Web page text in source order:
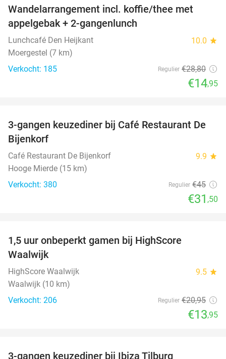
Wandelarrangement incl. koffie/thee met
appelgebak + 2-gangenlunch
Lunchcafé Den Heijkant 10.0 star
Moergestel (7 km)
Verkocht: 185
Regulier €28,80
€14,95
30%
3-gangen keuzediner bij Café Restaurant De
Bijenkorf
Café Restaurant De Bijenkorf 9.9 star
Hooge Mierde (15 km)
Verkocht: 380
Regulier €45
€31 ,50
1,5 uur onbeperkt gamen bij HighScore
Waalwijk
HighScore Waalwijk 9.5 star
Waalwijk (10 km)
Verkocht: 206
Regulier €20,95
€13,95
3-gangen keuzediner bij Ibiza Tilburg